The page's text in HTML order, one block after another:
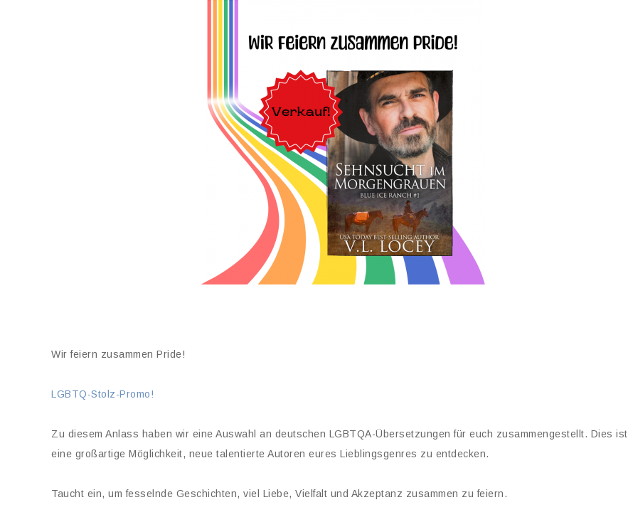
Wir feiern zusammen Pride!
LGBTQ-Stolz-Promo!
Zu diesem Anlass haben wir eine Auswahl an deutschen LGBTQA-Übersetzungen für euch zusammengestellt. Dies ist
eine großartige Möglichkeit, neue talentierte Autoren eures Lieblingsgenres zu entdecken.
Taucht ein, um fesselnde Geschichten, viel Liebe, Vielfalt und Akzeptanz zusammen zu feiern.